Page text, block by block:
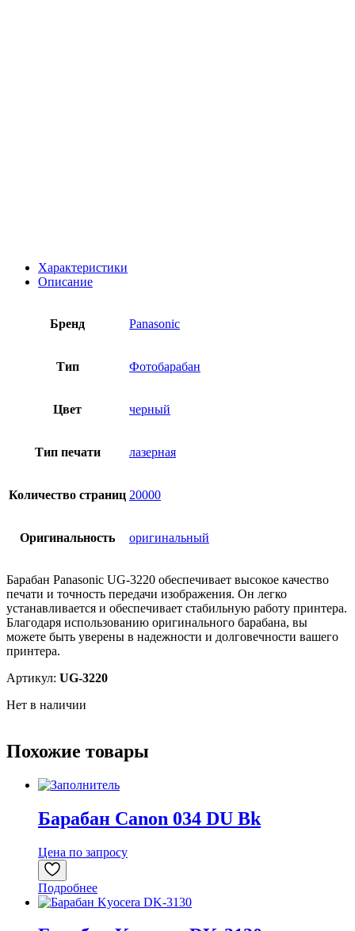
Характеристики
Описание
Бренд Panasonic
Тип Фотобарабан
Цвет черный
Тип печати лазерная
Количество страниц 20000
Оригинальность оригинальный
Барабан Panasonic UG-3220 обеспечивает высокое качество
печати и точность передачи изображения. Он легко
устанавливается и обеспечивает стабильную работу принтера.
Благодаря использованию оригинального барабана, вы
можете быть уверены в надежности и долговечности вашего
принтера.
Артикул: UG-3220
Нет в наличии
Похожие товары
Барабан Canon 034 DU Bk
Цена по запросу
Подробнее